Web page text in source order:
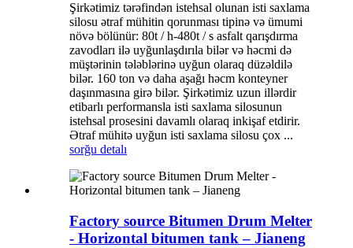
Şirkətimiz tərəfindən istehsal olunan isti saxlama
silosu ətraf mühitin qorunması tipinə və ümumi
növə bölünür: 80t / h-480t / s asfalt qarışdırma
zavodları ilə uyğunlaşdırıla bilər və həcmi də
müştərinin tələblərinə uyğun olaraq düzəldilə
bilər. 160 ton və daha aşağı həcm konteyner
daşınmasına girə bilər. Şirkətimiz uzun illərdir
etibarlı performansla isti saxlama silosunun
istehsal prosesini davamlı olaraq inkişaf etdirir.
Ətraf mühitə uyğun isti saxlama silosu çox ...
sorğu detalı
Factory source Bitumen Drum Melter
- Horizontal bitumen tank – Jianeng